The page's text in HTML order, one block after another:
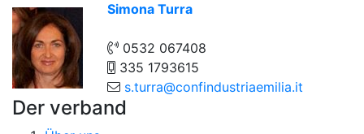
Simona Turra
0532 067408
335 1793615
s.turra@confindustriaemilia.it
Der verband